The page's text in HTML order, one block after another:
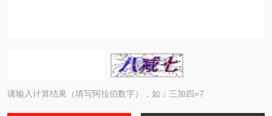
请输入计算结果（填写阿拉伯数字），如：三加四=7